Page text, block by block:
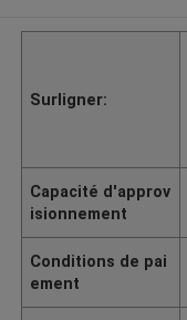
Surligner:
Capacité d'approv
isionnement
Conditions de pai
ement